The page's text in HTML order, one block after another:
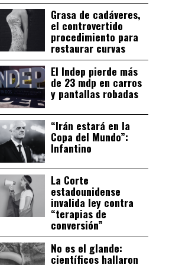
Grasa de cadáveres,
el controvertido
procedimiento para
restaurar curvas
El Indep pierde más
de 23 mdp en carros
y pantallas robadas
“Irán estará en la
Copa del Mundo”:
Infantino
La Corte
estadounidense
invalida ley contra
“terapias de
conversión”
No es el glande:
científicos hallaron